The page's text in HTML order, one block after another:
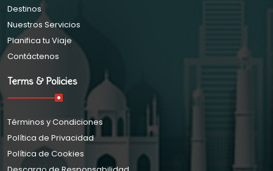
Destinos
Nuestros Servicios
Planifica tu Viaje
Contáctenos
Terms & Policies
Términos y Condiciones
Política de Privacidad
Política de Cookies